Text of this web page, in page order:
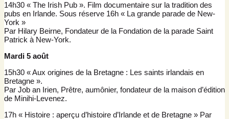
14h30 « The Irish Pub ». Film documentaire sur la tradition des
pubs en Irlande. Sous réserve 16h « La grande parade de New-
York »
Par Hilary Beirne, Fondateur de la Fondation de la parade Saint
Patrick à New-York.
Mardi 5 août
15h30 « Aux origines de la Bretagne : Les saints irlandais en
Bretagne ».
Par Job an Irien, Prêtre, aumônier, fondateur de la maison d’édition
de Minihi-Levenez.
17h « Histoire : aperçu d’histoire d’Irlande et de Bretagne » Par